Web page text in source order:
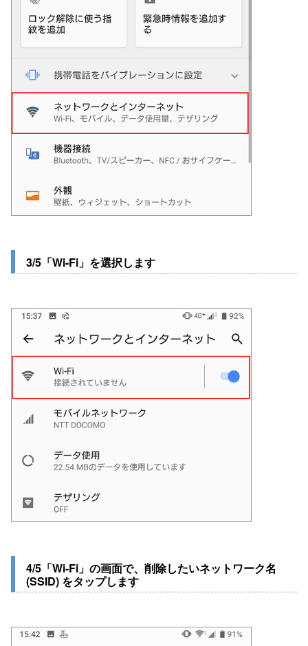
3/5「Wi-Fi」を選択します
4/5「Wi-Fi」の画面で、削除したいネットワーク名
(SSID) をタップします